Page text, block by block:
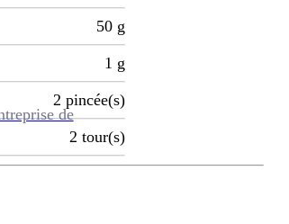
de
50 g
1 g
2 pincée(s)
2 tour(s)